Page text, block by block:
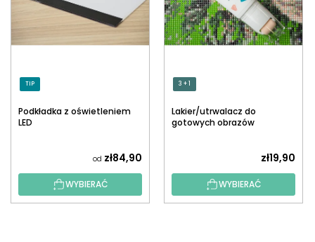
TIP
Podkładka z oświetleniem
LED
od zł84,90
WYBIERAĆ
3 + 1
Lakier/utrwalacz do
gotowych obrazów
zł19,90
WYBIERAĆ